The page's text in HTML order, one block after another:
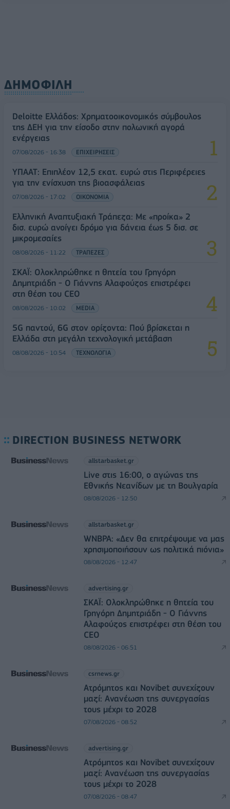
ΔΗΜΟΦΙΛΗ
Deloitte Ελλάδος: Χρηματοοικονομικός σύμβουλος
της ΔΕΗ για την είσοδο στην πολωνική αγορά
ενέργειας
07/08/2026 - 16:38 ΕΠΙΧΕΙΡΗΣΕΙΣ
ΥΠΑΑΤ: Επιπλέον 12,5 εκατ. ευρώ στις Περιφέρειες
για την ενίσχυση της βιοασφάλειας
07/08/2026 - 17:02 ΟΙΚΟΝΟΜΙΑ
Ελληνική Αναπτυξιακή Τράπεζα: Με «προίκα» 2
δισ. ευρώ ανοίγει δρόμο για δάνεια έως 5 δισ. σε
μικρομεσαίες
08/08/2026 - 11:22 ΤΡΑΠΕΖΕΣ
ΣΚΑΪ: Ολοκληρώθηκε η θητεία του Γρηγόρη
Δημητριάδη - Ο Γιάννης Αλαφούζος επιστρέφει
στη θέση του CEO
08/08/2026 - 10:02 MEDIA
5G παντού, 6G στον ορίζοντα: Πού βρίσκεται η
Ελλάδα στη μεγάλη τεχνολογική μετάβαση
08/08/2026 - 10:54 ΤΕΧΝΟΛΟΓΙΑ
DIRECTION BUSINESS NETWORK
allstarbasket.gr
Live στις 16:00, ο αγώνας της
Εθνικής Νεανίδων με τη Βουλγαρία
08/08/2026 - 12:50
allstarbasket.gr
WNBPA: «Δεν θα επιτρέψουμε να μας
χρησιμοποιήσουν ως πολιτικά πιόνια»
08/08/2026 - 12:47
advertising.gr
ΣΚΑΪ: Ολοκληρώθηκε η θητεία του
Γρηγόρη Δημητριάδη - Ο Γιάννης
Αλαφούζος επιστρέφει στη θέση του
CEO
08/08/2026 - 06:51
csrnews.gr
Ατρόμητος και Novibet συνεχίζουν
μαζί: Ανανέωση της συνεργασίας
τους μέχρι το 2028
07/08/2026 - 08:52
advertising.gr
Ατρόμητος και Novibet συνεχίζουν
μαζί: Ανανέωση της συνεργασίας
τους μέχρι το 2028
07/08/2026 - 08:47